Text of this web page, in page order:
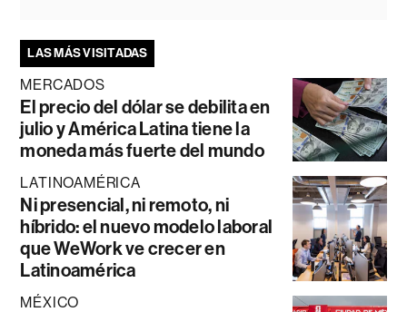
LAS MÁS VISITADAS
MERCADOS
El precio del dólar se debilita en
julio y América Latina tiene la
moneda más fuerte del mundo
LATINOAMÉRICA
Ni presencial, ni remoto, ni
híbrido: el nuevo modelo laboral
que WeWork ve crecer en
Latinoamérica
MÉXICO